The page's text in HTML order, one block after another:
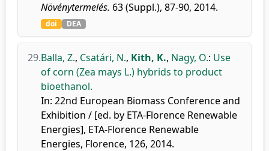
Növénytermelés. 63 (Suppl.), 87-90, 2014.
doi DEA
29.Balla, Z., Csatári, N., Kith, K., Nagy, O.: Use
of corn (Zea mays L.) hybrids to product
bioethanol.
In: 22nd European Biomass Conference and
Exhibition / [ed. by ETA-Florence Renewable
Energies], ETA-Florence Renewable
Energies, Florence, 126, 2014.